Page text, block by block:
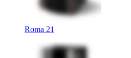
Roma 21